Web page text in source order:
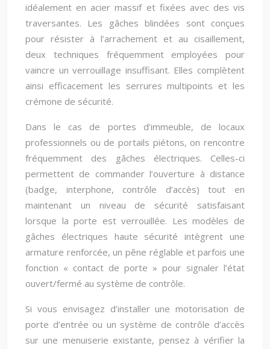
idéalement en acier massif et fixées avec des vis
traversantes. Les gâches blindées sont conçues
pour résister à l’arrachement et au cisaillement,
deux techniques fréquemment employées pour
vaincre un verrouillage insuffisant. Elles complètent
ainsi efficacement les serrures multipoints et les
crémone de sécurité.
Dans le cas de portes d’immeuble, de locaux
professionnels ou de portails piétons, on rencontre
fréquemment des gâches électriques. Celles-ci
permettent de commander l’ouverture à distance
(badge, interphone, contrôle d’accès) tout en
maintenant un niveau de sécurité satisfaisant
lorsque la porte est verrouillée. Les modèles de
gâches électriques haute sécurité intègrent une
armature renforcée, un pêne réglable et parfois une
fonction « contact de porte » pour signaler l’état
ouvert/fermé au système de contrôle.
Si vous envisagez d’installer une motorisation de
porte d’entrée ou un système de contrôle d’accès
sur une menuiserie existante, pensez à vérifier la